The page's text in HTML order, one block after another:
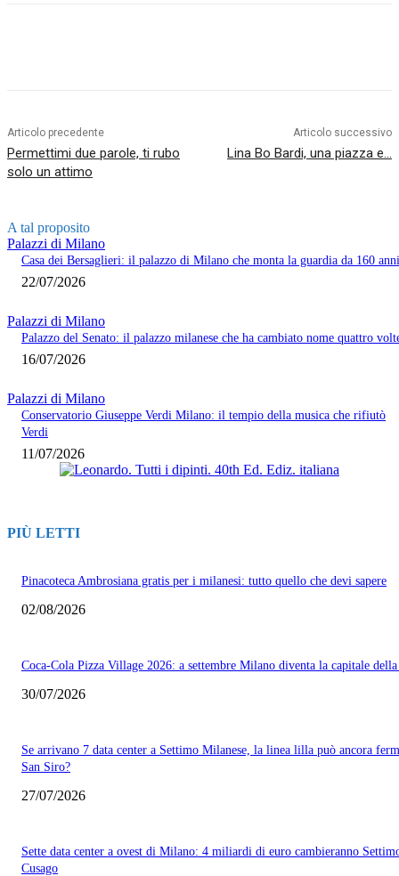
Articolo precedente
Permettimi due parole, ti rubo
solo un attimo
Articolo successivo
Lina Bo Bardi, una piazza e…
A tal proposito
Palazzi di Milano
Casa dei Bersaglieri: il palazzo di Milano che monta la guardia da 160 anni
22/07/2026
Palazzi di Milano
Palazzo del Senato: il palazzo milanese che ha cambiato nome quattro
16/07/2026
Palazzi di Milano
Conservatorio Giuseppe Verdi Milano: il tempio della musica che rifiutò
Verdi
11/07/2026
PIÙ LETTI
Pinacoteca Ambrosiana gratis per i milanesi: tutto quello che devi sapere
02/08/2026
Coca-Cola Pizza Village 2026: a settembre Milano diventa la capitale
30/07/2026
Se arrivano 7 data center a Settimo Milanese, la linea lilla può ancora
San Siro?
27/07/2026
Sette data center a ovest di Milano: 4 miliardi di euro cambieranno
Cusago